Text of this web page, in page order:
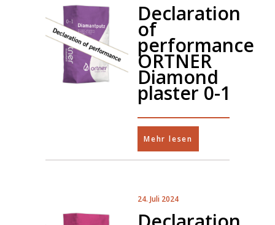
Declaration
of
performance
ORTNER
Diamond
plaster 0-1
Mehr lesen
24. Juli 2024